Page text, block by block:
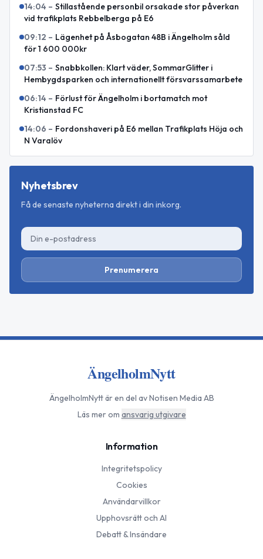
14:04 – Stillastående personbil orsakade stor påverkan
vid trafikplats Rebbelberga på E6
09:12 – Lägenhet på Åsbogatan 48B i Ängelholm såld
för 1 600 000kr
07:53 – Snabbkollen: Klart väder, SommarGlitter i
Hembygdsparken och internationellt försvarssamarbete
06:14 – Förlust för Ängelholm i bortamatch mot
Kristianstad FC
14:06 – Fordonshaveri på E6 mellan Trafikplats Höja och
N Varalöv
Nyhetsbrev
Få de senaste nyheterna direkt i din inkorg.
Prenumerera
ÄngelholmNytt
ÄngelholmNyttär en del av Notisen Media AB
Läs mer om ansvarig utgivare
Information
Integritetspolicy
Cookies
Användarvillkor
Upphovsrätt och AI
Debatt & Insändare